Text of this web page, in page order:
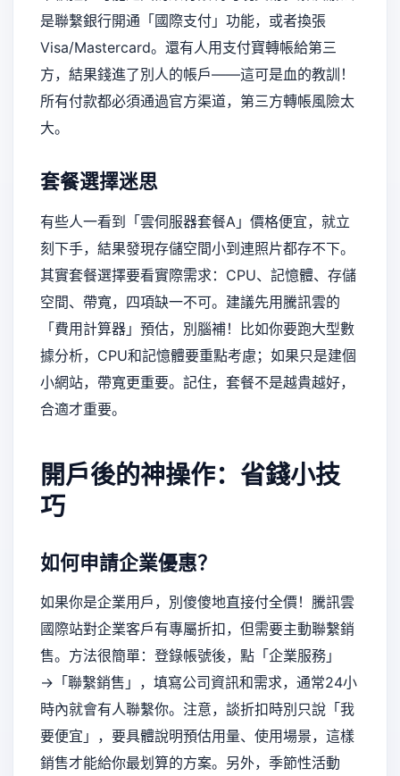
是聯繫銀行開通「國際支付」功能，或者換張
Visa/Mastercard。還有人用支付寶轉帳給第三
方，結果錢進了別人的帳戶——這可是血的教訓！
所有付款都必須通過官方渠道，第三方轉帳風險太
大。
套餐選擇迷思
有些人一看到「雲伺服器套餐A」價格便宜，就立
刻下手，結果發現存儲空間小到連照片都存不下。
其實套餐選擇要看實際需求：CPU、記憶體、存儲
空間、帶寬，四項缺一不可。建議先用騰訊雲的
「費用計算器」預估，別腦補！比如你要跑大型數
據分析，CPU和記憶體要重點考慮；如果只是建個
小網站，帶寬更重要。記住，套餐不是越貴越好，
合適才重要。
開戶後的神操作：省錢小技
巧
如何申請企業優惠？
如果你是企業用戶，別傻傻地直接付全價！騰訊雲
國際站對企業客戶有專屬折扣，但需要主動聯繫銷
售。方法很簡單：登錄帳號後，點「企業服務」
→「聯繫銷售」，填寫公司資訊和需求，通常24小
時內就會有人聯繫你。注意，談折扣時別只說「我
要便宜」，要具體說明預估用量、使用場景，這樣
銷售才能給你最划算的方案。另外，季節性活動